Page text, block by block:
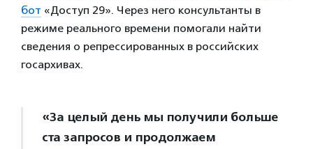
бот «Доступ 29». Через него консультанты в
режиме реального времени помогали найти
сведения о репрессированных в российских
госархивах.
«За целый день мы получили больше
ста запросов и продолжаем